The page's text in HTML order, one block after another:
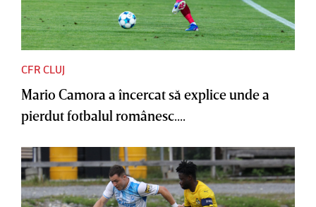
CFR CLUJ
Mario Camora a încercat să explice unde a
pierdut fotbalul românesc....